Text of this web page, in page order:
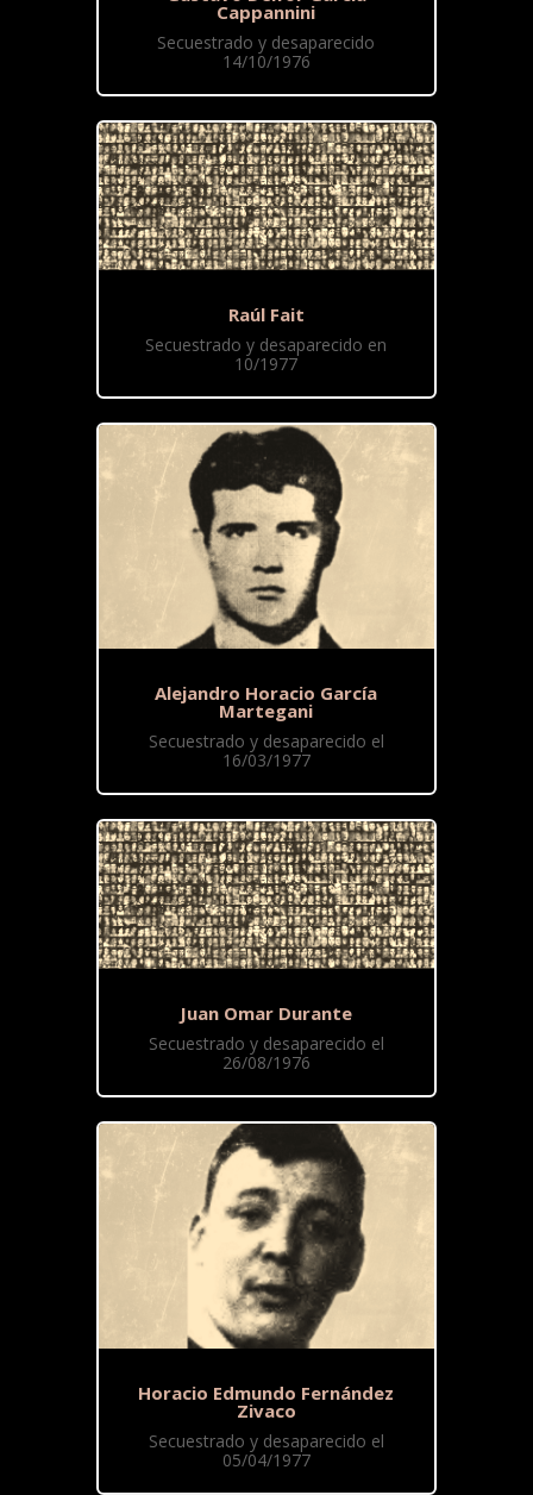
Cappannini
Secuestrado y desaparecido
14/10/1976
Raúl Fait
Secuestrado y desaparecido en
10/1977
Alejandro Horacio García
Martegani
Secuestrado y desaparecido el
16/03/1977
Juan Omar Durante
Secuestrado y desaparecido el
26/08/1976
Horacio Edmundo Fernández
Zivaco
Secuestrado y desaparecido el
05/04/1977